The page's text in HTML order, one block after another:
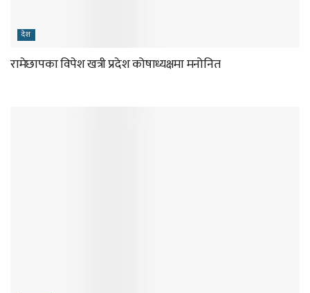
देश
रामेछापका विपेश खत्री प्रदेश कोषाध्यक्षमा मनोनित